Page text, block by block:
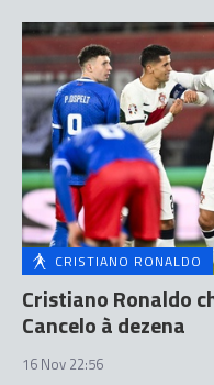
CRISTIANO RONALDO
Cristiano Ronaldo
Cancelo à dezena
16 Nov 22:56